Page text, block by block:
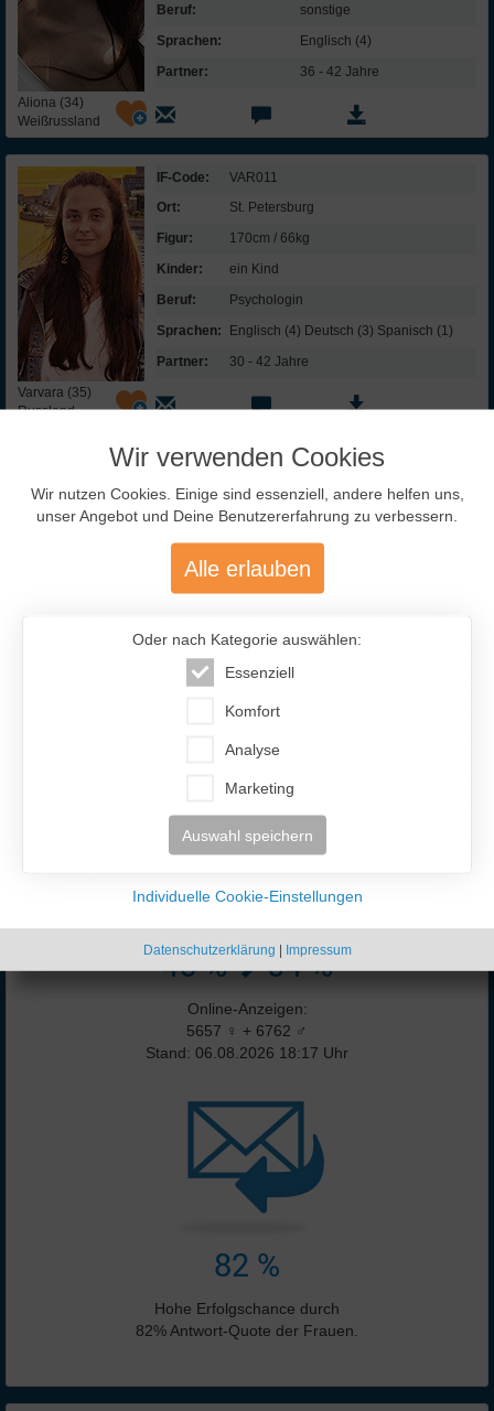
Aliona (34)
Weißrussland
Beruf:
sonstige
Sprachen:
Englisch (4)
Partner:
36 - 42 Jahre
Varvara (35)
Russland
IF-Code:
VAR011
Ort:
St. Petersburg
Figur:
170cm / 66kg
Kinder:
ein Kind
Beruf:
Psychologin
Sprachen:
Englisch (4) Deutsch (3) Spanisch (1)
Partner:
30 - 42 Jahre
InterFriendship lohnt sich
477.200
mit über 12.400 aktiven Anzeigen
46 % 54 %
Online-Anzeigen:
5657 ♀ + 6762 ♂
Stand: 06.08.2026 18:17 Uhr
82 %
Hohe Erfolgschance durch
82% Antwort-Quote der Frauen.
Wir verwenden Cookies
Wir nutzen Cookies. Einige sind essenziell, andere helfen uns,
unser Angebot und Deine Benutzererfahrung zu verbessern.
Alle erlauben
Oder nach Kategorie auswählen:
Essenziell
Komfort
Analyse
Marketing
Auswahl speichern
Individuelle Cookie-Einstellungen
Datenschutzerklärung | Impressum